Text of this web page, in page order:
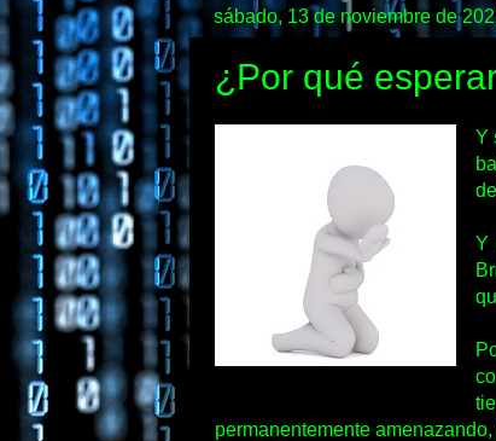
sábado, 13 de noviembre de
¿Por qué
Y
Y
permanentemente